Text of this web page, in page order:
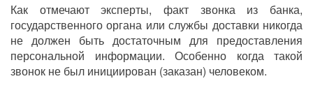
Как отмечают эксперты, факт звонка из банка,
государственного органа или службы доставки никогда
не должен быть достаточным для предоставления
персональной информации. Особенно когда такой
звонок не был инициирован (заказан) человеком.